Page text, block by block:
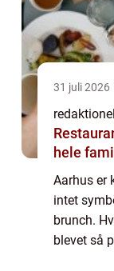
31 juli 2026
redaktionel
hele
Aarhus er
intet
brunch.
blevet så